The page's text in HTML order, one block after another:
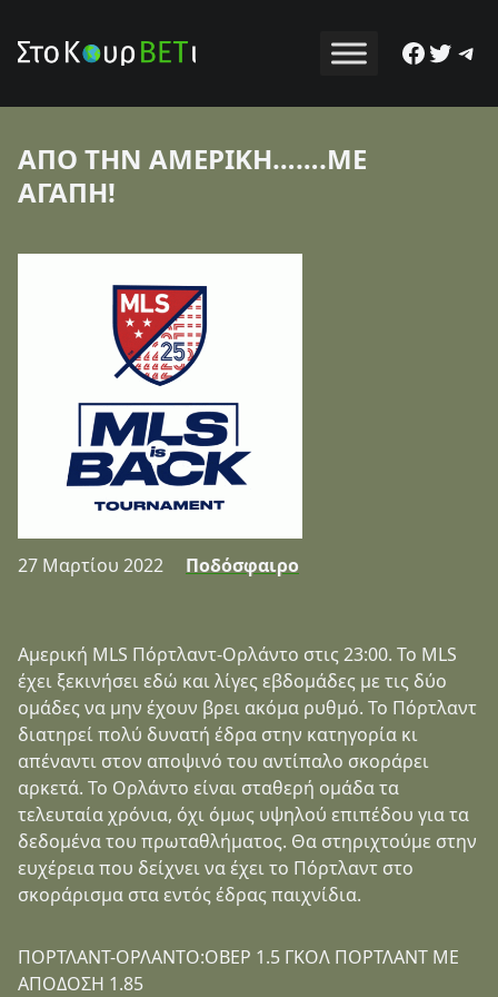
ΑΠΟ ΤΗΝ ΑΜΕΡΙΚΗ…….ΜΕ
ΑΓΑΠΗ!
27 Μαρτίου 2022 Ποδόσφαιρο
Αμερική MLS Πόρτλαντ-Ορλάντο στις 23:00. Το MLS
έχει ξεκινήσει εδώ και λίγες εβδομάδες με τις δύο
ομάδες να μην έχουν βρει ακόμα ρυθμό. Το Πόρτλαντ
διατηρεί πολύ δυνατή έδρα στην κατηγορία κι
απέναντι στον αποψινό του αντίπαλο σκοράρει
αρκετά. Το Ορλάντο είναι σταθερή ομάδα τα
τελευταία χρόνια, όχι όμως υψηλού επιπέδου για τα
δεδομένα του πρωταθλήματος. Θα στηριχτούμε στην
ευχέρεια που δείχνει να έχει το Πόρτλαντ στο
σκοράρισμα στα εντός έδρας παιχνίδια.
ΠΟΡΤΛΑΝΤ-ΟΡΛΑΝΤΟ:ΟΒΕΡ 1.5 ΓΚΟΛ ΠΟΡΤΛΑΝΤ ΜΕ
ΑΠΟΔΟΣΗ 1.85